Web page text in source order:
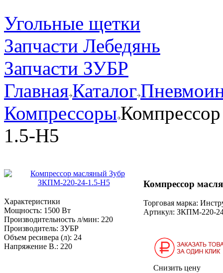
Угольные щетки
Запчасти Лебедянь
Запчасти ЗУБР
ГлавнаяКаталог
Компрессоры
1.5-Н5
Характеристики
Мощность: 1500 Вт
Производительность л/мин: 220
Производитель: ЗУБР
Объем ресивера (л): 24
Напряжение В.: 220
Компрессор
Торговая марка:
Артикул: ЗКПМ-220-
Снизить цену